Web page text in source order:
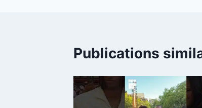
Publications